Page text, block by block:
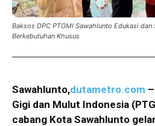
Baksos DPC PTGMI Sawahlunto Edukasi dan
Berkebutuhan Khusus
Sawahlunto,dutametro.com
Gigi dan Mulut Indonesia
cabang Kota Sawahlunto